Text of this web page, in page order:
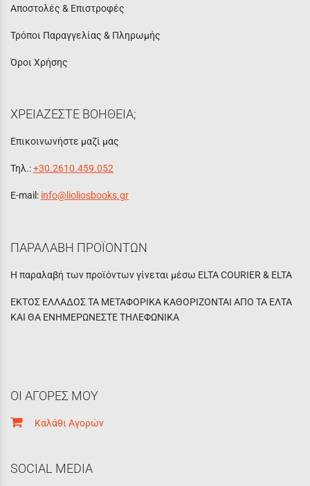
Αποστολές & Επιστροφές
Τρόποι Παραγγελίας & Πληρωμής
Όροι Χρήσης
ΧΡΕΙΑΖΕΣΤΕ ΒΟΗΘΕΙΑ;
Επικοινωνήστε μαζί μας
Τηλ.:+30.2610.459.052
E-mail: info@lioliosbooks.gr
ΠΑΡΑΛΑΒΗ ΠΡΟΪΟΝΤΩΝ
Η παραλαβή των προϊόντων γίνεται μέσω ELTA COURIER & ELTA
ΕΚΤΟΣ ΕΛΛΑΔΟΣ ΤΑ ΜΕΤΑΦΟΡΙΚΑ ΚΑΘΟΡΙΖΟΝΤΑΙ ΑΠΟ ΤΑ ΕΛΤΑ
ΚΑΙ ΘΑ ΕΝΗΜΕΡΩΝΕΣΤΕ ΤΗΛΕΦΩΝΙΚΑ
ΟΙ ΑΓΟΡΕΣ ΜΟΥ
Καλάθι Αγορών
SOCIAL MEDIA